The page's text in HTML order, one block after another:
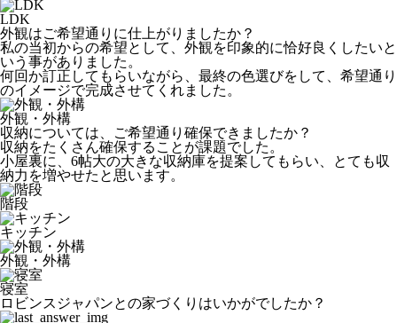
LDK
外観はご希望通りに仕上がりましたか？
私の当初からの希望として、外観を印象的に恰好良くしたいと
いう事がありました。
何回か訂正してもらいながら、最終の色選びをして、希望通り
のイメージで完成させてくれました。
外観・外構
収納については、ご希望通り確保できましたか？
収納をたくさん確保することが課題でした。
小屋裏に、6帖大の大きな収納庫を提案してもらい、とても収
納力を増やせたと思います。
階段
キッチン
外観・外構
寝室
ロビンスジャパンとの家づくりはいかがでしたか？